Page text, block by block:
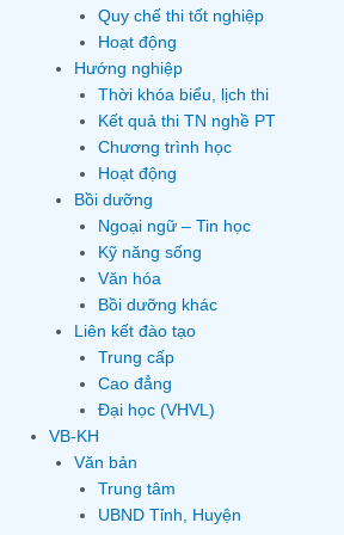
Quy chế thi tốt nghiệp
Hoạt động
Hướng nghiệp
Thời khóa biểu, lịch thi
Kết quả thi TN nghề PT
Chương trình học
Hoạt động
Bồi dưỡng
Ngoại ngữ – Tin học
Kỹ năng sống
Văn hóa
Bồi dưỡng khác
Liên kết đào tạo
Trung cấp
Cao đẳng
Đại học (VHVL)
VB-KH
Văn bản
Trung tâm
UBND Tỉnh, Huyện